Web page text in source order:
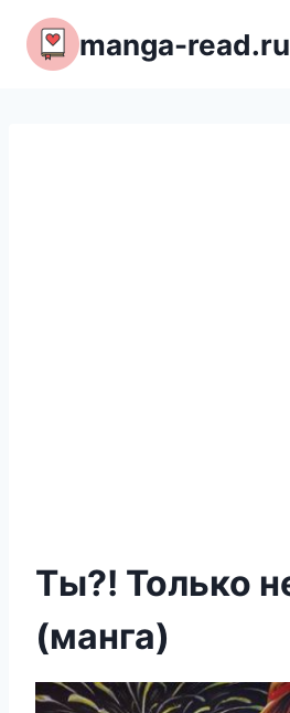
Перейти
содержимому
manga-read.ru
Ты?! Только
(манга)